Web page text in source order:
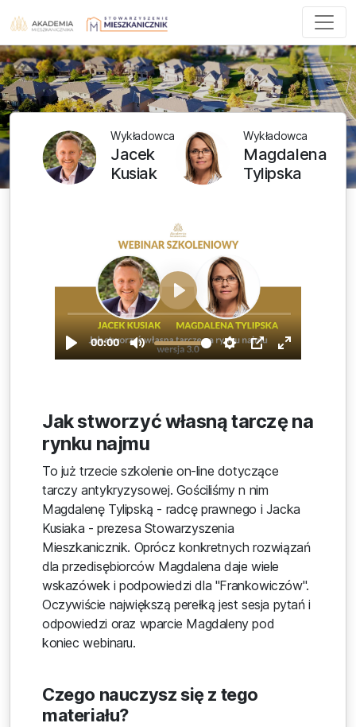
Wykładowca
Jacek
Kusiak
Wykładowca
Magdalena
Tylipska
Jak stworzyć własną tarczę na
rynku najmu
To już trzecie szkolenie on-line dotyczące
tarczy antykryzysowej. Gościliśmy n nim
Magdalenę Tylipską - radcę prawnego i Jacka
Kusiaka - prezesa Stowarzyszenia
Mieszkanicznik. Oprócz konkretnych rozwiązań
dla przedisębiorców Magdalena daje wiele
wskazówek i podpowiedzi dla "Frankowiczów".
Oczywiście największą perełką jest sesja pytań i
odpowiedzi oraz wparcie Magdaleny pod
koniec webinaru.
Czego nauczysz się z tego
materiału?